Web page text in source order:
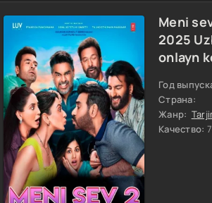
Meni
2025
onlayn
Год
Страна:
Жанр:
Качество: